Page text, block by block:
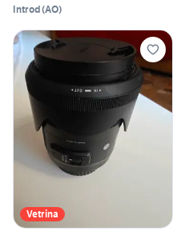
Introd(AO)
Vetrina